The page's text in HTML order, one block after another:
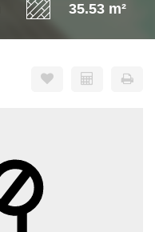
35.53 m²